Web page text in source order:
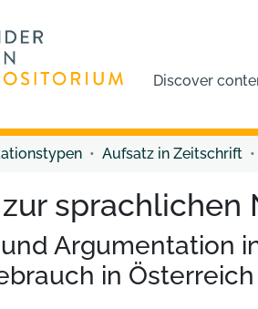
Discover
Aufsatz in Zeitschrift
sprachlichen
Argumentation
in Österreich